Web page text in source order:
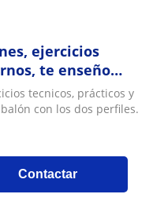
ejercicios
te enseño
dos perfiles
tecnicos, prácticos y
con los dos perfiles.
Contactar